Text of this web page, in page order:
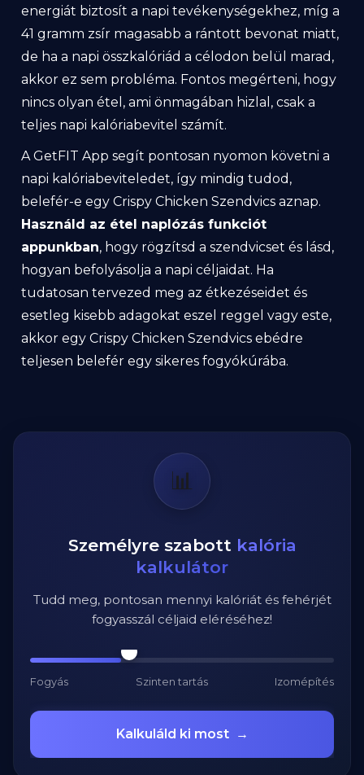
energiát biztosít a napi tevékenységekhez, míg a
41 gramm zsír magasabb a rántott bevonat miatt,
de ha a napi összkalóriád a célodon belül marad,
akkor ez sem probléma. Fontos megérteni, hogy
nincs olyan étel, ami önmagában hizlal, csak a
teljes napi kalóriabevitel számít.
A GetFIT App segít pontosan nyomon követni a
napi kalóriabeviteledet, így mindig tudod,
belefér-e egy Crispy Chicken Szendvics aznap.
Használd az étel naplózás funkciót
appunkban, hogy rögzítsd a szendvicset és lásd,
hogyan befolyásolja a napi céljaidat. Ha
tudatosan tervezed meg az étkezéseidet és
esetleg kisebb adagokat eszel reggel vagy este,
akkor egy Crispy Chicken Szendvics ebédre
teljesen belefér egy sikeres fogyókúrába.
📊
Személyre szabott kalória
kalkulátor
Tudd meg, pontosan mennyi kalóriát és fehérjét
fogyasszál céljaid eléréséhez!
Fogyás Szinten tartás Izomépítés
Kalkuláld ki most →